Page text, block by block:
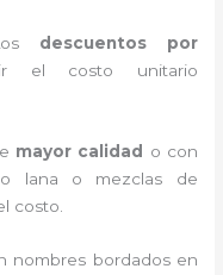
descuentos por
el costo unitario
mayor calidad
o con
lana o mezclas de
costo.
nombres bordados en